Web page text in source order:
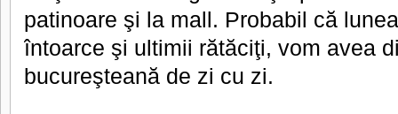
patinoare şi la mall. Probabil că
întoarce şi ultimii rătăciţi, vom avea
bucureşteană de zi cu zi.